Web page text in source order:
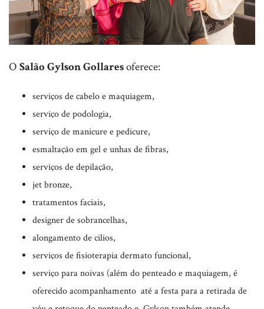
O Salão Gylson Gollaresoferece:
serviços de cabelo e maquiagem,
serviço de podologia,
serviço de manicure e pedicure,
esmaltação em gel e unhas de fibras,
serviços de depilação,
jet bronze,
tratamentos faciais,
designer de sobrancelhas,
alongamento de cilios,
serviços de fisioterapia dermato funcional,
serviço para noivas (além do penteado e maquiagem, é
oferecido acompanhamento até a festa para a retirada de